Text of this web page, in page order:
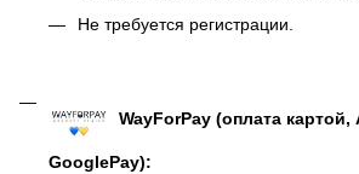
Не требуется регистрации.
WayForPay (оплата картой,
GooglePay):